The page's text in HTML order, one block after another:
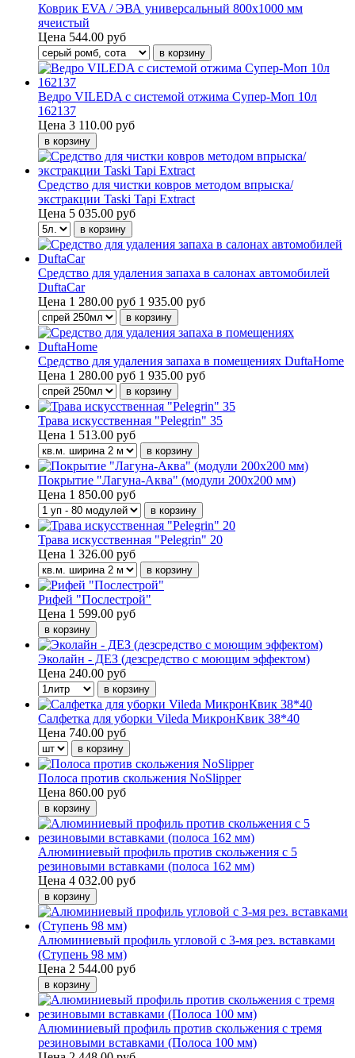
Коврик EVA / ЭВА универсальный 800х1000 мм
ячеистый
Цена 544.00 руб
Ведро VILEDA с системой отжима Супер-Моп 10л
162137
Цена 3 110.00 руб
Средство для чистки ковров методом впрыска/
экстракции Taski Tapi Extract
Цена 5 035.00 руб
Средство для удаления запаха в салонах автомобилей
DuftaCar
Цена 1 280.00 руб 1 935.00 руб
Средство для удаления запаха в помещениях DuftaHome
Цена 1 280.00 руб 1 935.00 руб
Трава искусственная "Pelegrin" 35
Цена 1 513.00 руб
Покрытие "Лагуна-Аква" (модули 200х200 мм)
Цена 1 850.00 руб
Трава искусственная "Pelegrin" 20
Цена 1 326.00 руб
Рифей "Послестрой"
Цена 1 599.00 руб
Эколайн - ДЕЗ (дезсредство с моющим эффектом)
Цена 240.00 руб
Салфетка для уборки Vileda МикронКвик 38*40
Цена 740.00 руб
Полоса против скольжения NoSlipper
Цена 860.00 руб
Алюминиевый профиль против скольжения с 5
резиновыми вставками (полоса 162 мм)
Цена 4 032.00 руб
Алюминиевый профиль угловой с 3-мя рез. вставками
(Ступень 98 мм)
Цена 2 544.00 руб
Алюминиевый профиль против скольжения с тремя
резиновыми вставками (Полоса 100 мм)